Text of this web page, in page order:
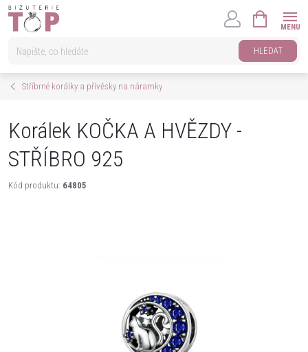
Přejít
HLEDAT
KOŠÍK
Stříbrné korálky a přívěsky na náramky
Korálek KOČKA A HVĚZDY -
STŘÍBRO 925
Kód produktu: 64805